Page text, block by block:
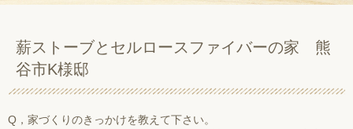
取扱商品
お客様の声
ショールームのご案内
薪ストーブとセルロースファイバーの家 熊
谷市K様邸
Q，家づくりのきっかけを教えて下さい。